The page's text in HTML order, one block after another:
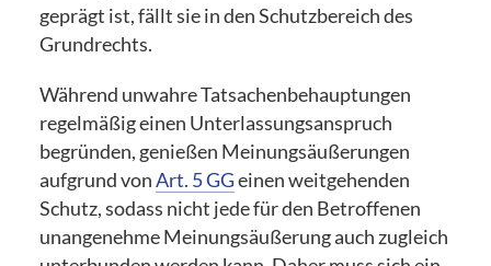
geprägt ist, fällt sie in den Schutzbereich des
Grundrechts.
Während unwahre Tatsachenbehauptungen
regelmäßig einen Unterlassungsanspruch
begründen, genießen Meinungsäußerungen
aufgrund vonArt. 5 GGeinen weitgehenden
Schutz, sodass nicht jede für den Betroffenen
unangenehme Meinungsäußerung auch zugleich